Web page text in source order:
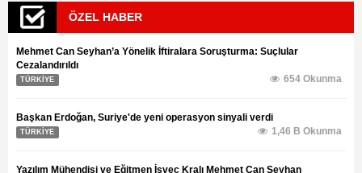
ÖZEL HABER
Mehmet Can Seyhan’a Yönelik İftiralara Soruşturma: Suçlular
Cezalandırıldı
TÜRKİYE 654 Okunma
Başkan Erdoğan, Suriye'de yeni operasyon sinyali verdi
TÜRKİYE 1,46 B Okunma
Yazılım Mühendisi ve Eğitmen İsveç Kralı Mehmet Can Seyhan